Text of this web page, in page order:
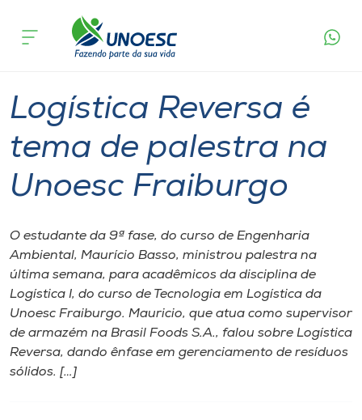
Cursos
Pesquisa
Atendimento ao Estudante
Portal de Ensino
A
Unoesc
Internacionalização
acontece
Logística Reversa é
tema de palestra na
Unoesc Fraiburgo
O estudante da 9ª fase, do curso de Engenharia
Ambiental, Maurício Basso, ministrou palestra na
última semana, para acadêmicos da disciplina de
Logística I, do curso de Tecnologia em Logística da
Unoesc Fraiburgo. Mauricio, que atua como supervisor
de armazém na Brasil Foods S.A., falou sobre Logística
Reversa, dando ênfase em gerenciamento de resíduos
sólidos. […]